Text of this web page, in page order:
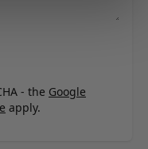
- the Google
apply.